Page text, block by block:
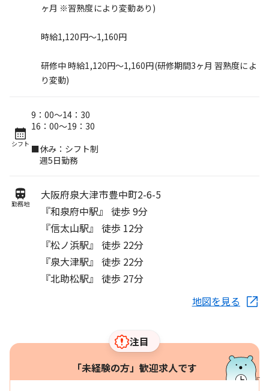
ヶ月 ※習熟度により変動あり)
時給1,120円～1,160円
研修中 時給1,120円～1,160円(研修期間3ヶ月 習熟度によ
り変動)
シフト
9：00～14：30
16：00～19：30
■休み：シフト制
週5日勤務
勤務地
大阪府泉大津市豊中町2-6-5
『和泉府中駅』 徒歩 9分
『信太山駅』 徒歩 12分
『松ノ浜駅』 徒歩 22分
『泉大津駅』 徒歩 22分
『北助松駅』 徒歩 27分
地図を見る
注目
「未経験の方」歓迎求人です